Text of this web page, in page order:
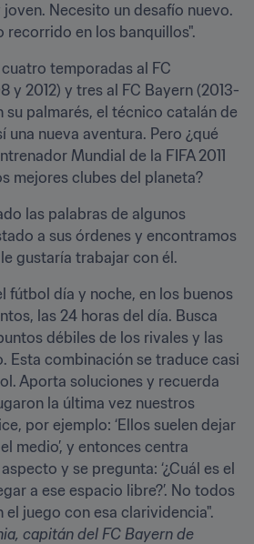
Necesito un desafío nuevo.
recorrido en los banquillos".
temporadas al FC
y 2012) y tres al FC Bayern (2013-
su palmarés, el técnico catalán de
una nueva aventura. Pero ¿qué
Mundial de la FIFA 2011
mejores clubes del planeta?
las palabras de algunos
a sus órdenes y encontramos
gustaría trabajar con él.
fútbol día y noche, en los buenos
las 24 horas del día. Busca
débiles de los rivales y las
Esta combinación se traduce casi
Aporta soluciones y recuerda
la última vez nuestros
por ejemplo: ‘Ellos suelen dejar
medio’, y entonces centra
y se pregunta: ‘¿Cuál es el
a ese espacio libre?’. No todos
capitán del FC Bayern de